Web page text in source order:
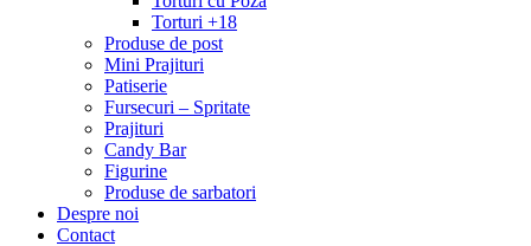
Torturi +18
Produse de post
Mini Prajituri
Patiserie
Fursecuri – Spritate
Prajituri
Candy Bar
Figurine
Produse de sarbatori
Despre noi
Contact